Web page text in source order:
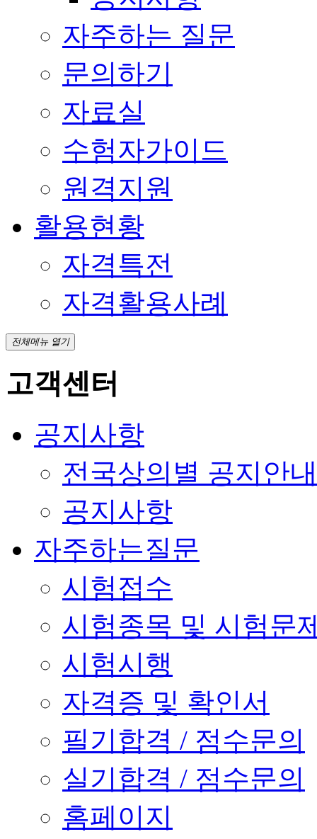
자주하는 질문
문의하기
자료실
수험자가이드
원격지원
활용현황
자격특전
자격활용사례
전체메뉴 열기
고객센터
공지사항
전국상의별 공지안내
공지사항
자주하는질문
시험접수
시험종목 및 시험문
시험시행
자격증 및 확인서
필기합격 / 점수문의
실기합격 / 점수문의
홈페이지